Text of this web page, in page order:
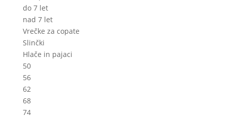
do 7 let
nad 7 let
Vrečke za copate
Slinčki
Hlače in pajaci
50
56
62
68
74